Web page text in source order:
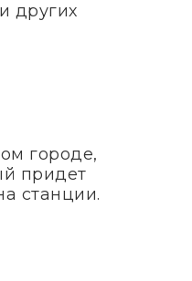
других
городе,
придет
станции.